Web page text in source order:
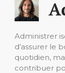
Administrer
d’assurer le
quotidien,
contribuer